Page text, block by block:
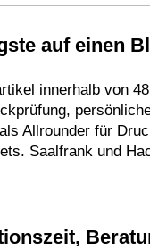
auf einen
innerhalb von
Allrounder für
Saalfrank und